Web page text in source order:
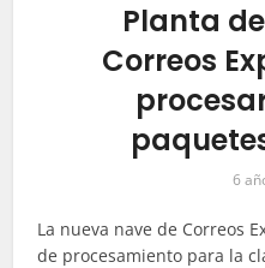
Planta
Correos
6
La nueva nave de Correos
de procesamiento para la